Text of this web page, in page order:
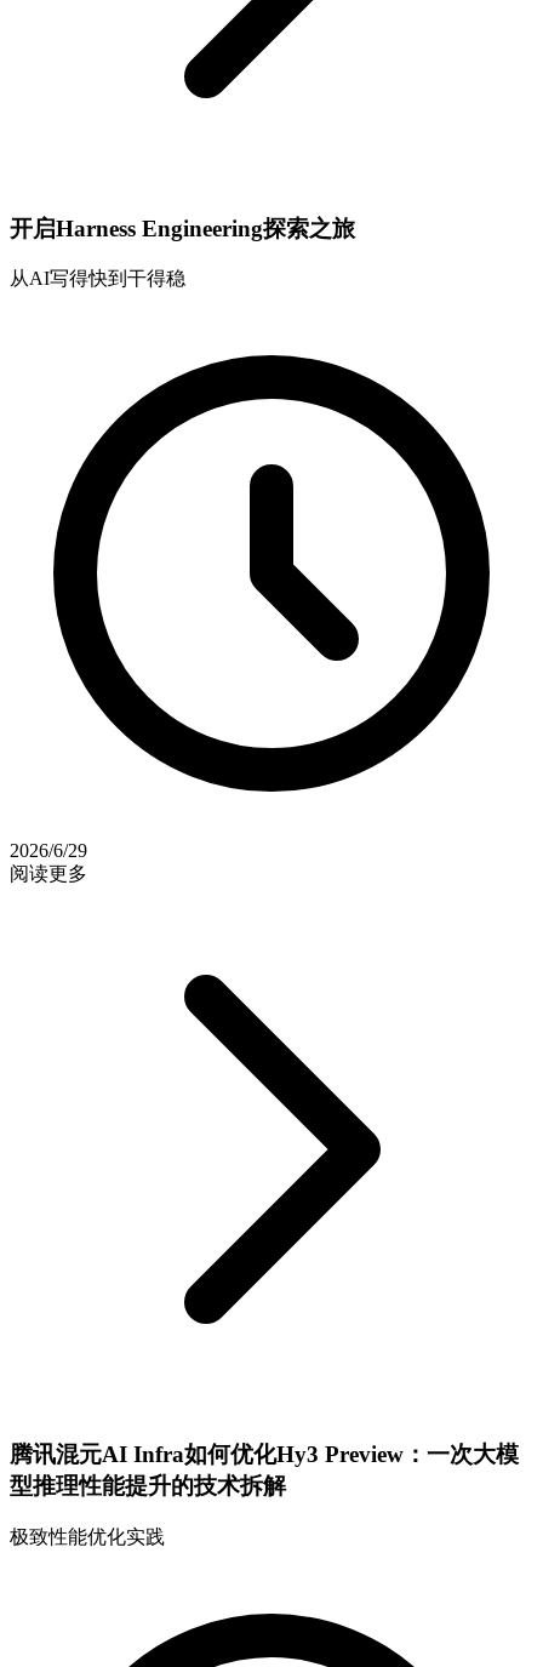
开启Harness Engineering探索之旅
从AI写得快到干得稳
2026/6/29
阅读更多
腾讯混元AI Infra如何优化Hy3 Preview：一次大模
型推理性能提升的技术拆解
极致性能优化实践